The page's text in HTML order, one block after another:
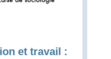
et travail :